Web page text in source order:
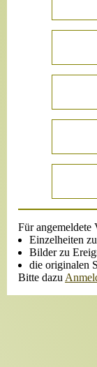
Für angemeldete
Einzelheiten
Bilder zu
die originalen
Bitte dazu